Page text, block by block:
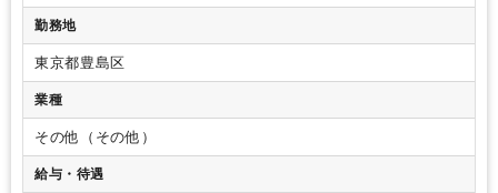
あれば業務未経験OK・Googleスプレッドシートなど基本的な
PC操作が出来る方
・会計ソフトの使用経験がある方
＜人物像＞・意欲的に取り組める方
事に気づくことができる方
勤務地
東京都豊島区
業種
その他（その他）
給与・待遇